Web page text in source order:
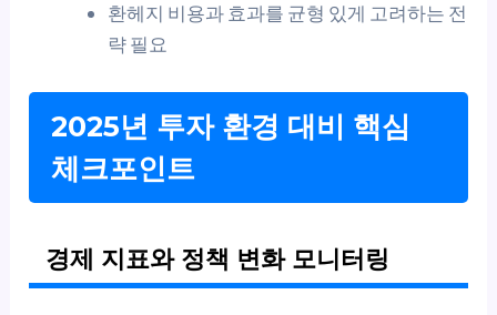
환헤지 비용과 효과를 균형 있게 고려하는 전
략 필요
2025년 투자 환경 대비 핵심
체크포인트
경제 지표와 정책 변화 모니터링